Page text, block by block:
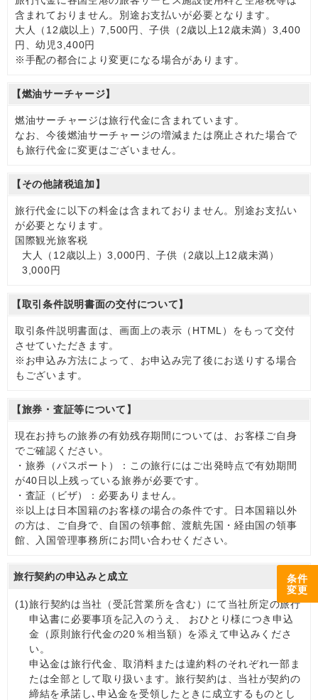
条件
変更
含まれておりません。別途お支払いが必要となります。
大人（12歳以上）7,500円、子供（2歳以上12歳未満）3,400
円、幼児3,400円
※手配の都合により変更になる場合があります。
【燃油サーチャージ】
燃油サーチャージは旅行代金に含まれています。
なお、今後燃油サーチャージの増減または廃止された場合で
も旅行代金に変更はございません。
【その他諸税追加】
旅行代金に以下の料金は含まれておりません。別途お支払い
が必要となります。
国際観光旅客税
大人（12歳以上）3,000円、子供（2歳以上12歳未満）
3,000円
【取引条件説明書面の交付について】
取引条件説明書面は、画面上の表示（HTML）をもって交付
させていただきます。
※お申込み方法によって、お申込み完了後にお送りする場合
もございます。
【旅券・査証等について】
現在お持ちの旅券の有効残存期間については、お客様ご自身
でご確認ください。
・旅券（パスポート）：この旅行にはご出発時点で有効期間
が40日以上残っている旅券が必要です。
・査証（ビザ）：必要ありません。
※以上は日本国籍のお客様の場合の条件です。日本国籍以外
の方は、ご自身で、自国の領事館、渡航先国・経由国の領事
館、入国管理事務所にお問い合わせください。
旅行契約の申込みと成立
(1)旅行契約は当社（受託営業所を含む）にて当社所定の旅行
申込書に必要事項を記入のうえ、 おひとり様につき申込
金（原則旅行代金の20％相当額）を添えて申込みくださ
い。
申込金は旅行代金、取消料または違約料のそれぞれ一部ま
たは全部として取り扱います。旅行契約は、当社が契約の
締結を承諾し､申込金を受領したときに成立するものとし